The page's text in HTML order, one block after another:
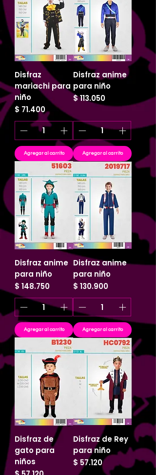
Disfraz
mariachi para
niño
Precio
$ 71.400
Agregar al carrito
Disfraz anime
para niño
Precio
$ 113.050
Agregar al carrito
Disfraz anime
para niño
Precio
$ 148.750
Agregar al carrito
Disfraz anime
para niño
Precio
$ 130.900
Agregar al carrito
Disfraz de
gato para
niños
Disfraz de Rey
para niño
Precio
$ 57.120